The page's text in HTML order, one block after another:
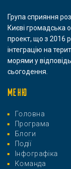
Група сприяння
Києві громадська
проект, що з 2016
інтеграцію на
морями у
сьогодення.
МЕНЮ
Головна
Програма
Блоги
Події
Інфографіка
Команда